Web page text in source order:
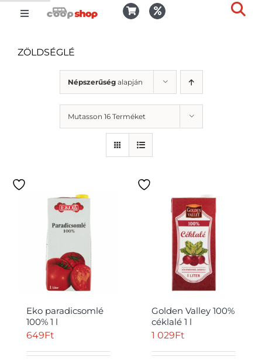
Kihagyás
Toggle
Bejelentkezés
Átvétel
Termékek
ZÖLDSÉGLÉ
Népszerűségalapján
Mutasson 16 Terméket
Eko paradicsomlé
100% 1 l
649Ft
Golden Valley 100%
céklalé 1 l
1 029Ft